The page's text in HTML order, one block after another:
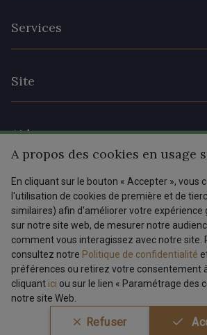
Services
Site
Prix réduits
Magazine
Aide
Livraison : France, Belgique,
Retours & réclamations
FAQ - Questions fréquentes
Modes de paiements
Menu
Tous nos tissus
Magazine
FR EN
Conditions générales de vente
Politique
A propos des cookies en usage
En cliquant sur le bouton « Accepter », vous
l'utilisation de cookies de première et de
similaires) afin d'améliorer votre expérience
sur notre site web, de mesurer notre
comment vous interagissez avec notre site.
consultez notre Politique de confidentialité
préférences ou retirez votre consentement
cliquant ici ou sur le lien « Paramétrage des
notre site Web.
Refuser